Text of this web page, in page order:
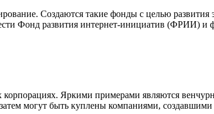
Создаются такие фонды с целью развития
Фонд развития интернет-инициатив (ФРИИ) и
Яркими примерами являются
затем могут быть куплены компаниями,